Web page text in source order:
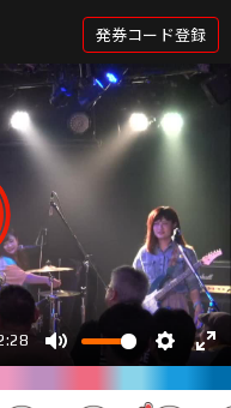
発券コード登録